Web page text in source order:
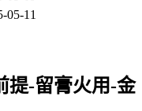
05-11
提-留膏火用-金